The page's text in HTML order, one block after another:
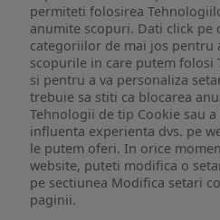
permiteti folosirea
anumite scopuri. Dati click
categoriilor de mai jos pentru
scopurile in care putem folosi
si pentru a va personaliza
trebuie sa stiti ca blocarea
Tehnologii de tip Cookie sau
influenta experienta dvs. pe
le putem oferi. In orice
website, puteti modifica o
pe sectiunea Modifica setari
paginii.